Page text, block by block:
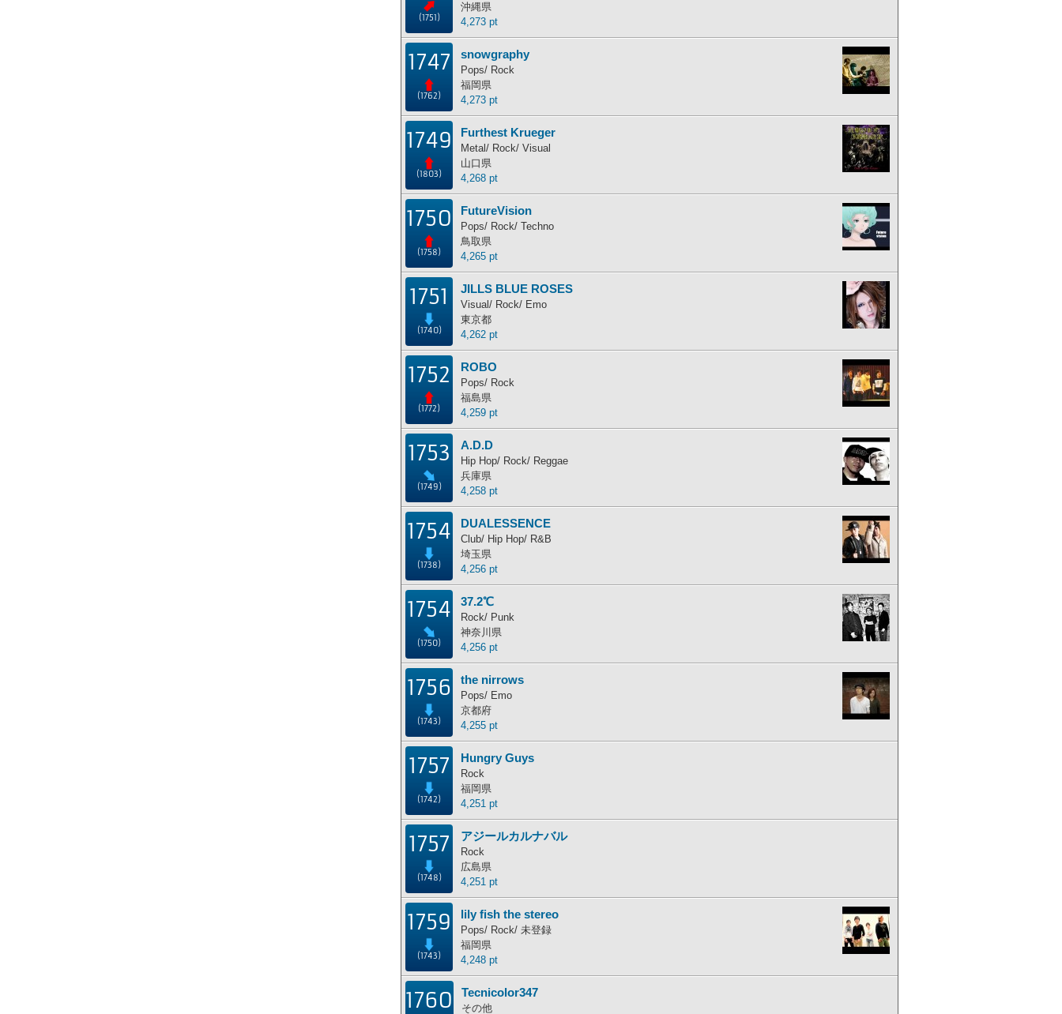
(1751)
沖縄県
4,273 pt
1747
(1762)
snowgraphy
Pops/ Rock
福岡県
4,273 pt
1749
(1803)
Furthest Krueger
Metal/ Rock/ Visual
山口県
4,268 pt
1750
(1758)
FutureVision
Pops/ Rock/ Techno
鳥取県
4,265 pt
1751
(1740)
JILLS BLUE ROSES
Visual/ Rock/ Emo
東京都
4,262 pt
1752
(1772)
ROBO
Pops/ Rock
福島県
4,259 pt
1753
(1749)
A.D.D
Hip Hop/ Rock/ Reggae
兵庫県
4,258 pt
1754
(1738)
DUALESSENCE
Club/ Hip Hop/ R&B
埼玉県
4,256 pt
1754
(1750)
37.2℃
Rock/ Punk
神奈川県
4,256 pt
1756
(1743)
the nirrows
Pops/ Emo
京都府
4,255 pt
1757
(1742)
Hungry Guys
Rock
福岡県
4,251 pt
1757
(1748)
アジールカルナバル
Rock
広島県
4,251 pt
1759
(1743)
lily fish the stereo
Pops/ Rock/ 未登録
福岡県
4,248 pt
1760 Tecnicolor347
その他